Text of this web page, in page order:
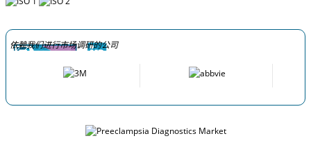
依赖我们进行市场调研的公司